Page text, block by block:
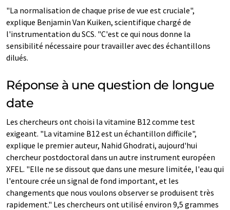
"La normalisation de chaque prise de vue est cruciale",
explique Benjamin Van Kuiken, scientifique chargé de
l'instrumentation du SCS. "C'est ce qui nous donne la
sensibilité nécessaire pour travailler avec des échantillons
dilués.
Réponse à une question de longue
date
Les chercheurs ont choisi la vitamine B12 comme test
exigeant. "La vitamine B12 est un échantillon difficile",
explique le premier auteur, Nahid Ghodrati, aujourd'hui
chercheur postdoctoral dans un autre instrument européen
XFEL. "Elle ne se dissout que dans une mesure limitée, l'eau qui
l'entoure crée un signal de fond important, et les
changements que nous voulons observer se produisent très
rapidement." Les chercheurs ont utilisé environ 9,5 grammes